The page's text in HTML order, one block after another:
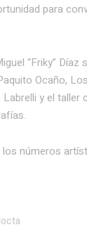
para
“Friky” Díaz
Ocaño,
y el taller
números